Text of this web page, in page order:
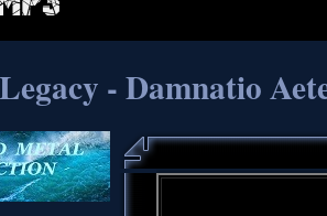
- Damnatio